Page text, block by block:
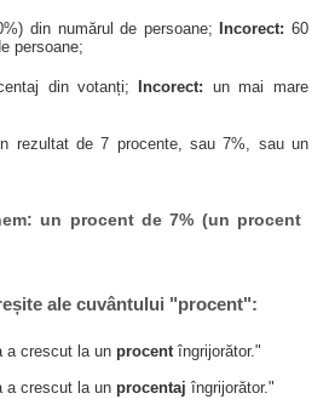
din numărul de persoane; Incorect: 60
persoane;
din votanți;Incorect: un mai mare
rezultat de 7 procente, sau 7%, sau un
un procent de 7% (un procent
ale cuvântului "procent":
a crescut la unprocentîngrijorător."
a crescut la unprocentaj îngrijorător."